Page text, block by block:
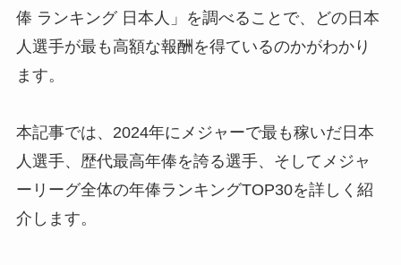
俸 ランキング 日本人」を調べることで、どの日本
人選手が最も高額な報酬を得ているのかがわかり
ます。
本記事では、2024年にメジャーで最も稼いだ日本
人選手、歴代最高年俸を誇る選手、そしてメジャ
ーリーグ全体の年俸ランキングTOP30を詳しく紹
介します。